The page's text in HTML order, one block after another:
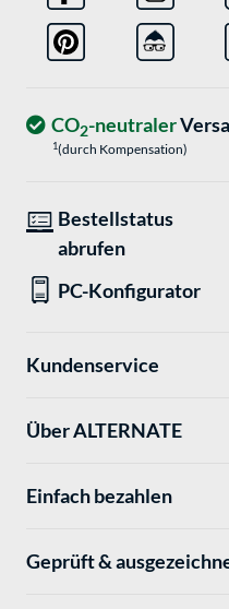
CO2-neutraler
1(durch Kompensation)
Bestellstatus
abrufen
PC-Konfigurator
Kundenservice
Über ALTERNATE
Einfach bezahlen
Geprüft &